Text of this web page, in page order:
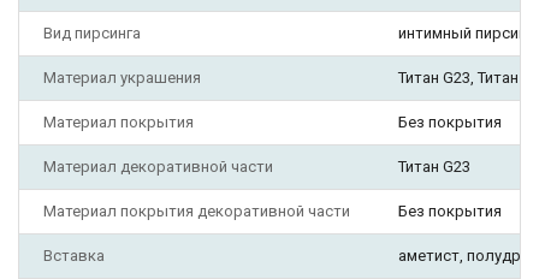
Вид пирсинга интимный
Материал украшения Титан G23, Титан
Материал покрытия Без покрытия
Материал декоративной части Титан G23
Материал покрытия декоративной части Без покрытия
Вставка аметист,